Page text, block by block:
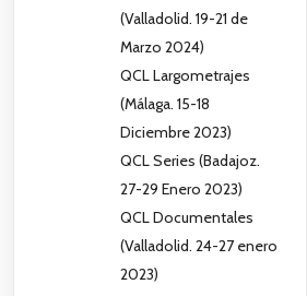
(Valladolid. 19-21 de
Marzo 2024)
QCL Largometrajes
(Málaga. 15-18
Diciembre 2023)
QCL Series (Badajoz.
27-29 Enero 2023)
QCL Documentales
(Valladolid. 24-27 enero
2023)